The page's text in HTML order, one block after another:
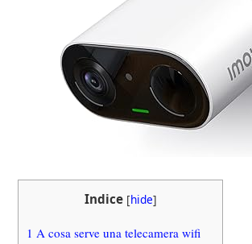
Indice [hide]
1 A cosa serve una telecamera wifi